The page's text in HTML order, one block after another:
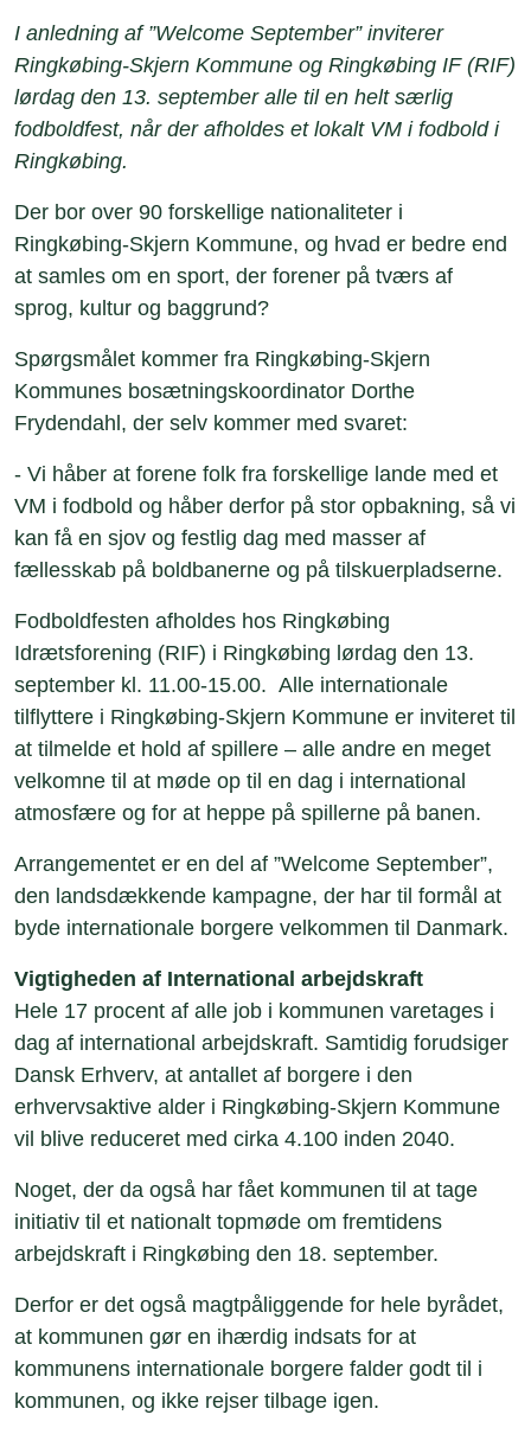
I anledning af ”Welcome September” inviterer
Ringkøbing-Skjern Kommune og Ringkøbing IF (RIF)
lørdag den 13. september alle til en helt særlig
fodboldfest, når der afholdes et lokalt VM i fodbold i
Ringkøbing.
Der bor over 90 forskellige nationaliteter i
Ringkøbing-Skjern Kommune, og hvad er bedre end
at samles om en sport, der forener på tværs af
sprog, kultur og baggrund?
Spørgsmålet kommer fra Ringkøbing-Skjern
Kommunes bosætningskoordinator Dorthe
Frydendahl, der selv kommer med svaret:
- Vi håber at forene folk fra forskellige lande med et
VM i fodbold og håber derfor på stor opbakning, så vi
kan få en sjov og festlig dag med masser af
fællesskab på boldbanerne og på tilskuerpladserne.
Fodboldfesten afholdes hos Ringkøbing
Idrætsforening (RIF) i Ringkøbing lørdag den 13.
september kl. 11.00-15.00. Alle internationale
tilflyttere i Ringkøbing-Skjern Kommune er inviteret til
at tilmelde et hold af spillere – alle andre en meget
velkomne til at møde op til en dag i international
atmosfære og for at heppe på spillerne på banen.
Arrangementet er en del af ”Welcome September”,
den landsdækkende kampagne, der har til formål at
byde internationale borgere velkommen til Danmark.
Vigtigheden af International arbejdskraft
Hele 17 procent af alle job i kommunen varetages i
dag af international arbejdskraft. Samtidig forudsiger
Dansk Erhverv, at antallet af borgere i den
erhvervsaktive alder i Ringkøbing-Skjern Kommune
vil blive reduceret med cirka 4.100 inden 2040.
Noget, der da også har fået kommunen til at tage
initiativ til et nationalt topmøde om fremtidens
arbejdskraft i Ringkøbing den 18. september.
Derfor er det også magtpåliggende for hele byrådet,
at kommunen gør en ihærdig indsats for at
kommunens internationale borgere falder godt til i
kommunen, og ikke rejser tilbage igen.